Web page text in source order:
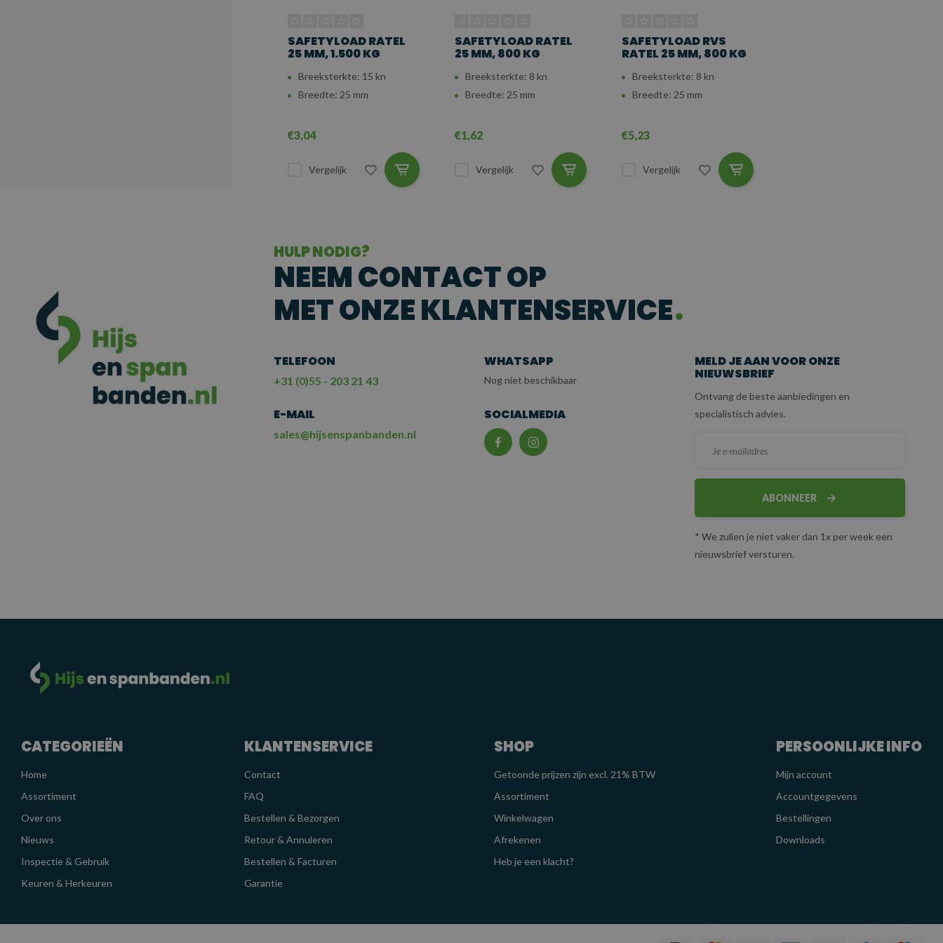
SAFETYLOAD RATEL
25 MM, 1.500 KG
Breeksterkte: 15 kn
Breedte: 25 mm
€3,04
Vergelijk
SAFETYLOAD RATEL
25 MM, 800 KG
Breeksterkte: 8 kn
Breedte: 25 mm
€1,62
Vergelijk
SAFETYLOAD RVS
RATEL 25 MM, 800 KG
Breeksterkte: 8 kn
Breedte: 25 mm
€5,23
Vergelijk
HULP NODIG?
NEEM CONTACT OP
MET ONZE KLANTENSERVICE
TELEFOON
+31 (0)55 - 203 21 43
WHATSAPP
Nog niet beschikbaar
E-MAIL
sales@hijsenspanbanden.nl
SOCIALMEDIA
MELD JE AAN VOOR ONZE
NIEUWSBRIEF
Ontvang de beste aanbiedingen en
specialistisch advies.
ABONNEER
* We zullen je niet vaker dan 1x per week een
nieuwsbrief versturen.
CATEGORIEËN
Home
Assortiment
Over ons
Nieuws
Inspectie & Gebruik
Keuren & Herkeuren
KLANTENSERVICE
Contact
FAQ
Bestellen & Bezorgen
Retour & Annuleren
Bestellen & Facturen
Garantie
SHOP
Getoonde prijzen zijn excl. 21% BTW
Assortiment
Winkelwagen
Afrekenen
Heb je een klacht?
PERSOONLIJKE INFO
Mijn account
Accountgegevens
Bestellingen
Downloads